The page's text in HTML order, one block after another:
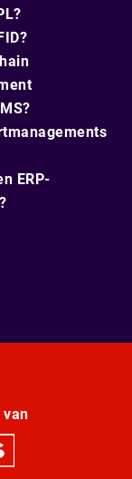
ERP-